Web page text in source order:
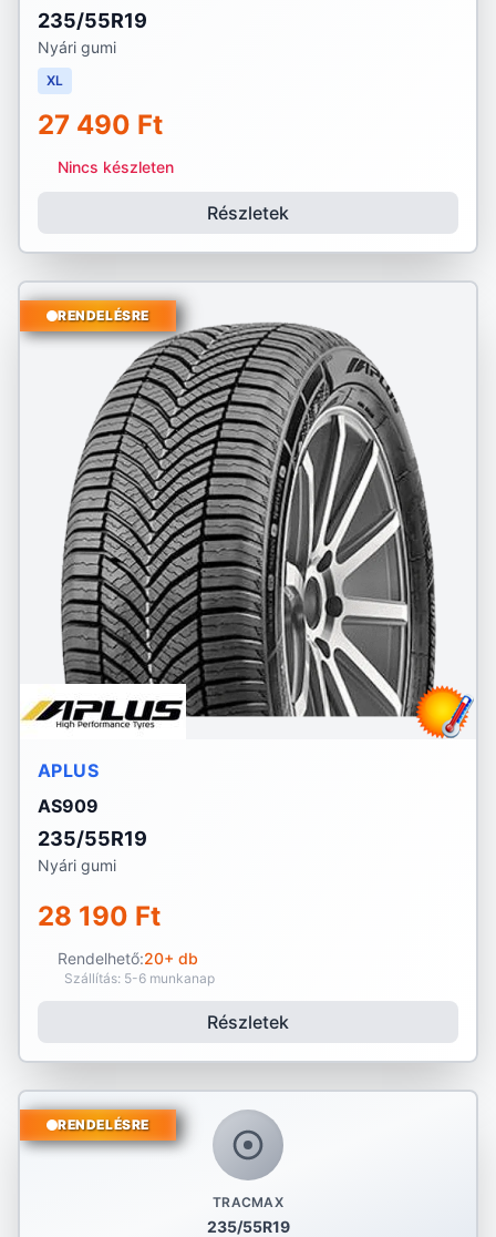
235/55R19
Nyári gumi
XL
27 490 Ft
Nincs készleten
Részletek
RENDELÉSRE
APLUS
AS909
235/55R19
Nyári gumi
28 190 Ft
Rendelhető:20+ db
Szállítás: 5-6 munkanap
Részletek
TRACMAX
235/55R19
RENDELÉSRE